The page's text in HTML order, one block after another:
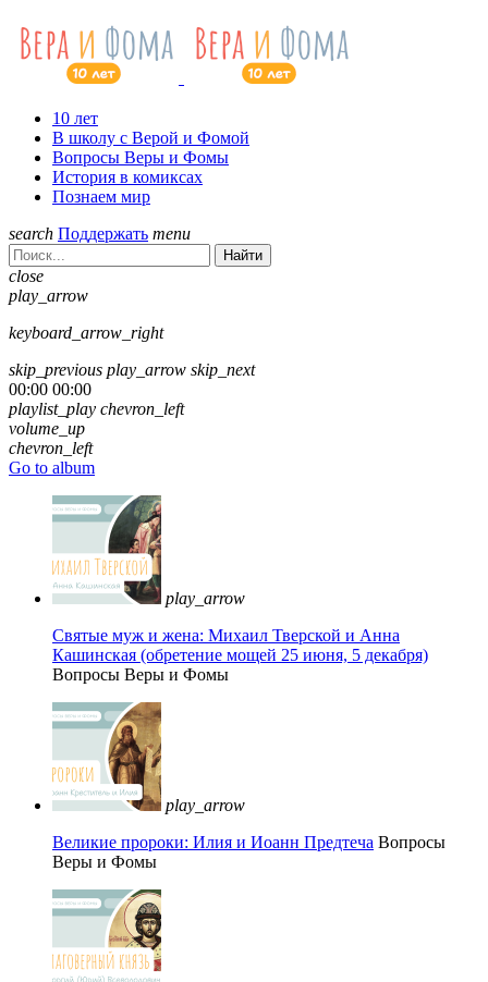
10 лет
В школу с Верой и Фомой
Вопросы Веры и Фомы
История в комиксах
Познаем мир
search Поддержать menu
Найти
close
play_arrow
keyboard_arrow_right
skip_previous play_arrow skip_next
00:00 00:00
playlist_play chevron_left
volume_up
chevron_left
Go to album
play_arrow
Святые муж и жена: Михаил Тверской и Анна
Кашинская (обретение мощей 25 июня, 5 декабря)
Вопросы Веры и Фомы
play_arrow
Великие пророки: Илия и Иоанн Предтеча Вопросы
Веры и Фомы